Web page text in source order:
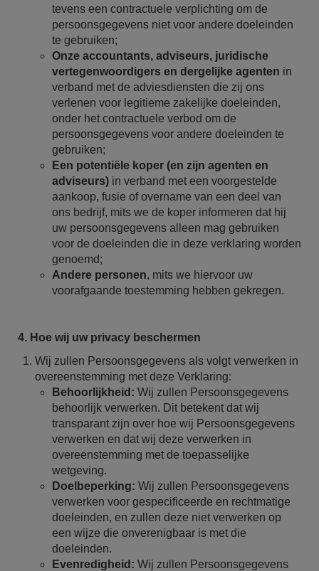
tevens een contractuele verplichting om de
persoonsgegevens niet voor andere doeleinden
te gebruiken;
Onze accountants, adviseurs, juridische
vertegenwoordigers en dergelijke agenten in
verband met de adviesdiensten die zij ons
verlenen voor legitieme zakelijke doeleinden,
onder het contractuele verbod om de
persoonsgegevens voor andere doeleinden te
gebruiken;
Een potentiële koper (en zijn agenten en
adviseurs) in verband met een voorgestelde
aankoop, fusie of overname van een deel van
ons bedrijf, mits we de koper informeren dat hij
uw persoonsgegevens alleen mag gebruiken
voor de doeleinden die in deze verklaring worden
genoemd;
Andere personen, mits we hiervoor uw
voorafgaande toestemming hebben gekregen.
4. Hoe wij uw privacy beschermen
Wij zullen Persoonsgegevens als volgt verwerken in
overeenstemming met deze Verklaring:
Behoorlijkheid: Wij zullen Persoonsgegevens
behoorlijk verwerken. Dit betekent dat wij
transparant zijn over hoe wij Persoonsgegevens
verwerken en dat wij deze verwerken in
overeenstemming met de toepasselijke
wetgeving.
Doelbeperking: Wij zullen Persoonsgegevens
verwerken voor gespecificeerde en rechtmatige
doeleinden, en zullen deze niet verwerken op
een wijze die onverenigbaar is met die
doeleinden.
Evenredigheid: Wij zullen Persoonsgegevens